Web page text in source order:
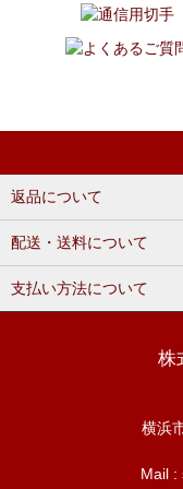
返品について
配送・送料について
支払い方法について
株
横浜
Mail :